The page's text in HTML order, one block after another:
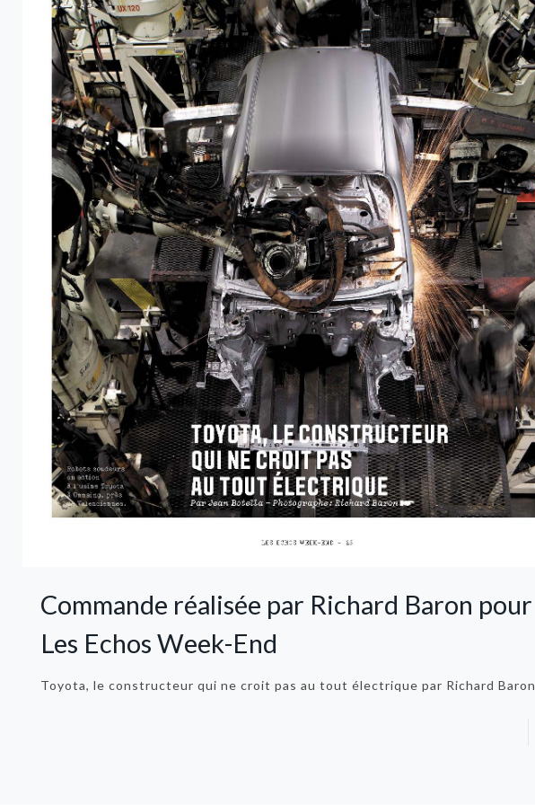
Commande réalisée par Richard Baron pour
Les Echos Week-End
Toyota, le constructeur qui ne croit pas au tout électrique par Richard Baron